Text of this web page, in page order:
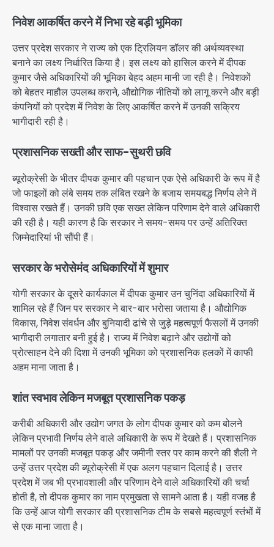
निवेश आकर्षित करने में निभा रहे बड़ी भूमिका
उत्तर प्रदेश सरकार ने राज्य को एक ट्रिलियन डॉलर की अर्थव्यवस्था
बनाने का लक्ष्य निर्धारित किया है। इस लक्ष्य को हासिल करने में दीपक
कुमार जैसे अधिकारियों की भूमिका बेहद अहम मानी जा रही है। निवेशकों
को बेहतर माहौल उपलब्ध कराने, औद्योगिक नीतियों को लागू करने और बड़ी
कंपनियों को प्रदेश में निवेश के लिए आकर्षित करने में उनकी सक्रिय
भागीदारी रही है।
प्रशासनिक सख्ती और साफ-सुथरी छवि
ब्यूरोक्रेसी के भीतर दीपक कुमार की पहचान एक ऐसे अधिकारी के रूप में है
जो फाइलों को लंबे समय तक लंबित रखने के बजाय समयबद्ध निर्णय लेने में
विश्वास रखते हैं। उनकी छवि एक सख्त लेकिन परिणाम देने वाले अधिकारी
की रही है। यही कारण है कि सरकार ने समय-समय पर उन्हें अतिरिक्त
जिम्मेदारियां भी सौंपी हैं।
सरकार के भरोसेमंद अधिकारियों में शुमार
योगी सरकार के दूसरे कार्यकाल में दीपक कुमार उन चुनिंदा अधिकारियों में
शामिल रहे हैं जिन पर सरकार ने बार-बार भरोसा जताया है। औद्योगिक
विकास, निवेश संवर्धन और बुनियादी ढांचे से जुड़े महत्वपूर्ण फैसलों में उनकी
भागीदारी लगातार बनी हुई है। राज्य में निवेश बढ़ाने और उद्योगों को
प्रोत्साहन देने की दिशा में उनकी भूमिका को प्रशासनिक हलकों में काफी
अहम माना जाता है।
शांत स्वभाव लेकिन मजबूत प्रशासनिक पकड़
करीबी अधिकारी और उद्योग जगत के लोग दीपक कुमार को कम बोलने
लेकिन प्रभावी निर्णय लेने वाले अधिकारी के रूप में देखते हैं। प्रशासनिक
मामलों पर उनकी मजबूत पकड़ और जमीनी स्तर पर काम करने की शैली ने
उन्हें उत्तर प्रदेश की ब्यूरोक्रेसी में एक अलग पहचान दिलाई है। उत्तर
प्रदेश में जब भी प्रभावशाली और परिणाम देने वाले अधिकारियों की चर्चा
होती है, तो दीपक कुमार का नाम प्रमुखता से सामने आता है। यही वजह है
कि उन्हें आज योगी सरकार की प्रशासनिक टीम के सबसे महत्वपूर्ण स्तंभों में
से एक माना जाता है।